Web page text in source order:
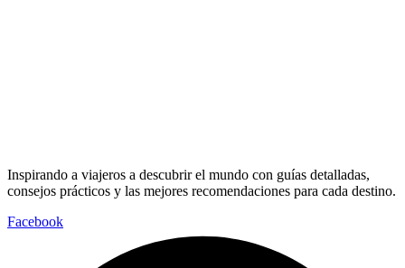
Inspirando a viajeros a descubrir el mundo con guías detalladas,
consejos prácticos y las mejores recomendaciones para cada destino.
Facebook